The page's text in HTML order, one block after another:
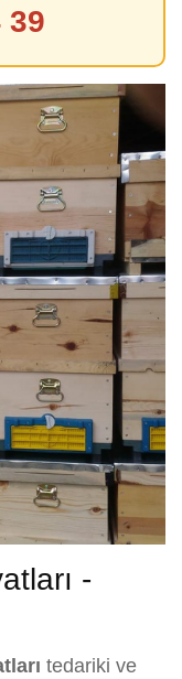
39
-
tedariki ve